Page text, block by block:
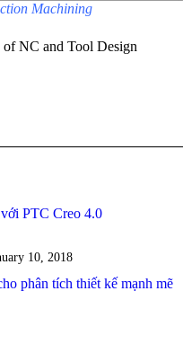
Machining
NC and Tool Design
PTC Creo 4.0
10, 2018
phân tích thiết kế mạnh mẽ